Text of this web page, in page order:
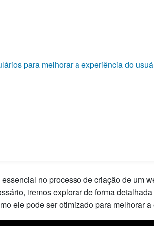
para melhorar a experiência do
no processo de criação de um
iremos explorar de forma
ele pode ser otimizado para melhorar